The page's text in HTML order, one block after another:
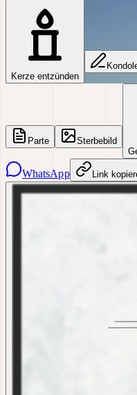
Kerze entzünden
Parte
Sterbebild
WhatsApp Link